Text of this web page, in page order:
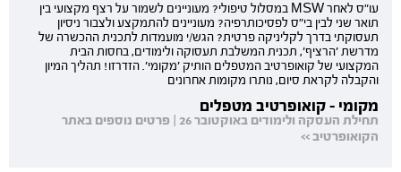
עו"ס לאחר MSW במסלול טיפולי? מעוניינים לשמור על רצף מקצועי בין
תואר שני לבין בי"ס לפסיכותרפיה? מעוניינים להתמקצע ולצבור ניסיון
תעסוקתי בדרך לקליניקה פרטית? הגש/י מועמדות לתכנית ההכשרה של
מדרשת 'הרציף', תכנית המשלבת תעסוקה ולימודים, בחסות הבית
המקצועי של קואופרטיב המטפלים הותיק 'מקומי'. הזדרזו! תהליך המיון
והקבלה לקראת סיום, נותרו מקומות אחרונים
מקומי - קואופרטיב מטפלים
תחילת העסקה ולימודים באוקטובר 26 | פרטים נוספים באתר
הקואופרטיב >>